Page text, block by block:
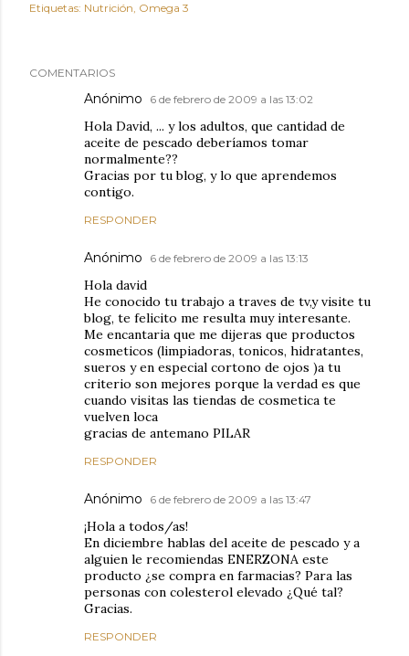
Etiquetas: Nutrición Omega 3
COMENTARIOS
Anónimo 6 de febrero de 2009 a las 13:02
Hola David, ... y los adultos, que cantidad de
aceite de pescado deberíamos tomar
normalmente??
Gracias por tu blog, y lo que aprendemos
contigo.
RESPONDER
Anónimo 6 de febrero de 2009 a las 13:13
Hola david
He conocido tu trabajo a traves de tv,y visite tu
blog, te felicito me resulta muy interesante.
Me encantaria que me dijeras que productos
cosmeticos (limpiadoras, tonicos, hidratantes,
sueros y en especial cortono de ojos )a tu
criterio son mejores porque la verdad es que
cuando visitas las tiendas de cosmetica te
vuelven loca
gracias de antemano PILAR
RESPONDER
Anónimo 6 de febrero de 2009 a las 13:47
¡Hola a todos/as!
En diciembre hablas del aceite de pescado y a
alguien le recomiendas ENERZONA este
producto ¿se compra en farmacias? Para las
personas con colesterol elevado ¿Qué tal?
Gracias.
RESPONDER